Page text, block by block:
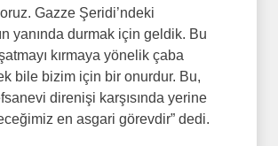
Gazze Şeridi’ndeki
yanında durmak için geldik. Bu
kırmaya yönelik çaba
bile bizim için bir onurdur. Bu,
direnişi karşısında yerine
en asgari görevdir” dedi.